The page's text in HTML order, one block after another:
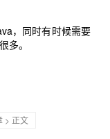
，同时有时候需要
多。
> 正文